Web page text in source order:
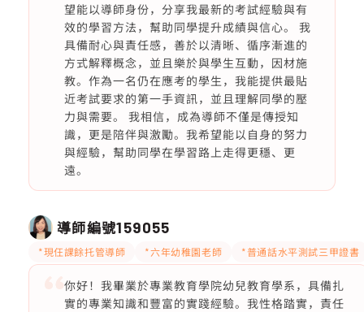
望能以導師身份，分享我最新的考試經驗與有
效的學習方法，幫助同學提升成績與信心。 我
具備耐心與責任感，善於以清晰、循序漸進的
方式解釋概念，並且樂於與學生互動，因材施
教。作為一名仍在應考的學生，我能提供最貼
近考試要求的第一手資訊，並且理解同學的壓
力與需要。 我相信，成為導師不僅是傳授知
識，更是陪伴與激勵。我希望能以自身的努力
與經驗，幫助同學在學習路上走得更穩、更
遠。
導師編號159055
*現仼課餘托管導師 *六年幼稚園老師 *普通話水平測試三甲證書
你好！我畢業於專業教育學院幼兒教育學系，具備扎
實的專業知識和豐富的實踐經驗。我性格踏實，責任